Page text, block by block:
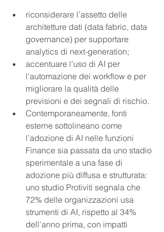
riconsiderare l’assetto delle
architetture dati (data fabric, data
governance) per supportare
analytics di next-generation;
accentuare l’uso di AI per
l’automazione dei workflow e per
migliorare la qualità delle
previsioni e dei segnali di rischio.
Contemporaneamente, fonti
esterne sottolineano come
l’adozione di AI nelle funzioni
Finance sia passata da uno stadio
sperimentale a una fase di
adozione più diffusa e strutturata:
uno studio Protiviti segnala che
72% delle organizzazioni usa
strumenti di AI, rispetto al 34%
dell’anno prima, con impatti